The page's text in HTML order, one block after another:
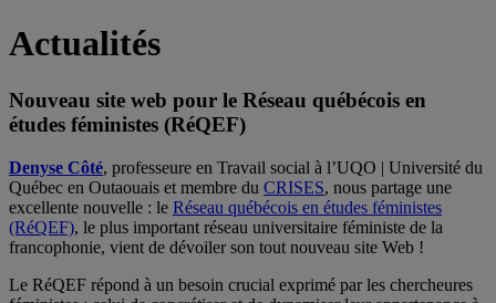
Actualités
Nouveau site web pour le Réseau québécois en
études féministes (RéQEF)
Denyse Côté, professeure en Travail social à l’UQO | Université du
Québec en Outaouais et membre du CRISES, nous partage une
excellente nouvelle : le Réseau québécois en études féministes
(RéQEF), le plus important réseau universitaire féministe de la
francophonie, vient de dévoiler son tout nouveau site Web !
Le RéQEF répond à un besoin crucial exprimé par les chercheures